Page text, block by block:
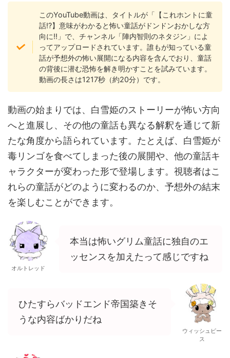
このYouTube動画は、タイトルが「【これホントに童
話!?】意味がわかると怖い童話がドンドンおかしな方
向に!!」で、チャンネル「陣内智則のネタジン」によ
ってアップロードされています。誰もが知っている童
話が予想外の怖い展開になる内容を含んでおり、童話
の背後に潜む恐怖を解き明かすことを試みています。
動画の長さは1217秒（約20分）です。
動画の始まりでは、白雪姫のストーリーが怖い方向
へと進展し、その他の童話も異なる解釈を通じて新
たな角度から語られています。たとえば、白雪姫が
毒リンゴを食べてしまった後の展開や、他の童話キ
ャラクターが変わった形で登場します。視聴者はこ
れらの童話がどのように変わるのか、予想外の結末
を楽しむことができます。
オルトレッド
本当は怖いグリム童話に独自のエ
ッセンスを加えたって感じですね
ひたすらバッドエンド帝国築きそ
うな内容ばかりだね
ウィッシュピー
ス